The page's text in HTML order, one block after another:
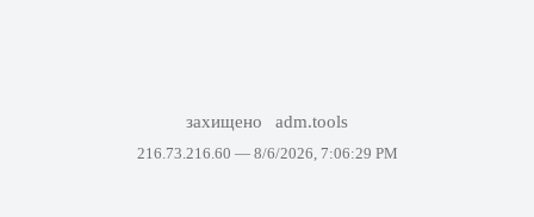
захищено adm.tools
216.73.216.60 — 8/6/2026, 7:06:29 PM